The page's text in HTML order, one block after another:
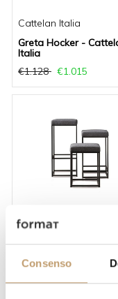
Consenso
Cattelan Italia
Greta Hocker -
Italia
€1.128
€1.015
Meridiani